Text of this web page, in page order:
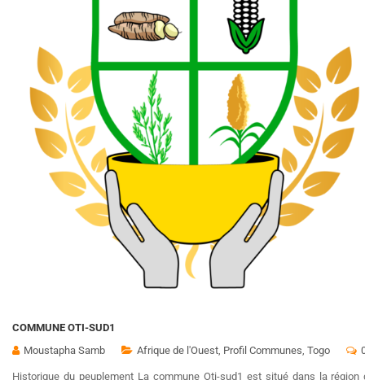
COMMUNE OTI-SUD1
Moustapha Samb
Afrique de l'Ouest Profil Communes Togo
Historique du peuplement La commune Oti-sud1 est situé dans la